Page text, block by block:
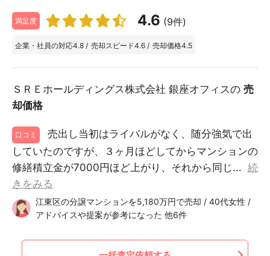
満足度 4.6 (9件)
企業・社員の対応4.8 / 売却スピード4.6 / 売却価格4.5
ＳＲＥホールディングス株式会社 銀座オフィスの 売
却価格
口コミ
売出し当初はライバルがなく、随分強気で出
していたのですが、３ヶ月ほどしてからマンションの
修繕積立金が7000円ほど上がり、それから同じ... 続
きをみる
江東区の分譲マンションを5,180万円で売却 / 40代女性 /
アドバイスや提案が参考になった 他6件